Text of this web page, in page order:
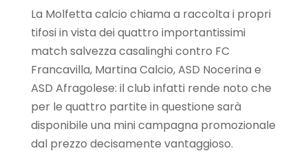
La Molfetta calcio chiama a raccolta i propri
tifosi in vista dei quattro importantissimi
match salvezza casalinghi contro FC
Francavilla, Martina Calcio, ASD Nocerina e
ASD Afragolese: il club infatti rende noto che
per le quattro partite in questione sarà
disponibile una mini campagna promozionale
dal prezzo decisamente vantaggioso.